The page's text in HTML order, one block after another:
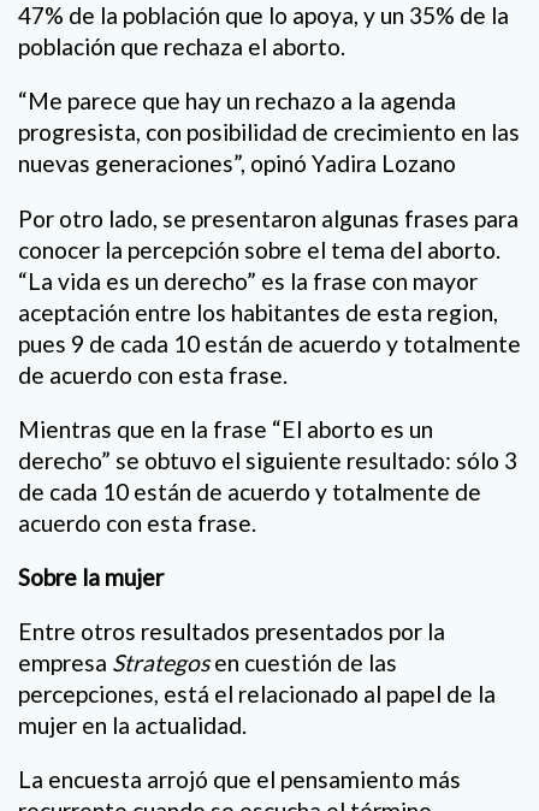
47% de la población que lo apoya, y un 35% de la
población que rechaza el aborto.
“Me parece que hay un rechazo a la agenda
progresista, con posibilidad de crecimiento en las
nuevas generaciones”, opinó Yadira Lozano
Por otro lado, se presentaron algunas frases para
conocer la percepción sobre el tema del aborto.
“La vida es un derecho” es la frase con mayor
aceptación entre los habitantes de esta region,
pues 9 de cada 10 están de acuerdo y totalmente
de acuerdo con esta frase.
Mientras que en la frase “El aborto es un
derecho” se obtuvo el siguiente resultado: sólo 3
de cada 10 están de acuerdo y totalmente de
acuerdo con esta frase.
Sobre la mujer
Entre otros resultados presentados por la
empresa Strategosen cuestión de las
percepciones, está el relacionado al papel de la
mujer en la actualidad.
La encuesta arrojó que el pensamiento más